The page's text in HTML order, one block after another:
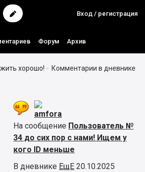
Вход / регистрация
Форум Архив
хорошо! ► Комментарии в дневнике
amfora
На сообщение Пользователь №
34 до сих пор с нами! Ищем у
кого ID меньше
В дневнике ЕщЕ 20.10.2025